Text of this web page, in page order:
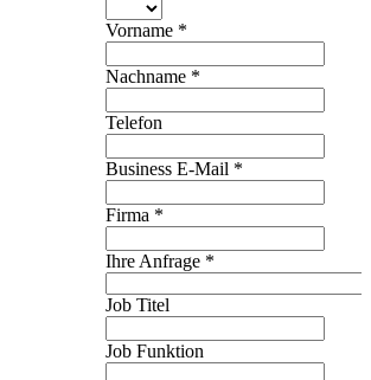
Vorname *
Nachname *
Telefon
Business E-Mail *
Firma *
Ihre Anfrage *
Job Titel
Job Funktion